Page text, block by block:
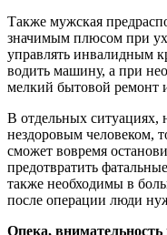
Также мужская
значимым плюсом при
управлять инвалидным
водить машину, а при
мелкий бытовой ремонт
В отдельных ситуациях,
нездоровым человеком,
сможет вовремя
предотвратить
также необходимы в
после операции люди
Опека, внимательность